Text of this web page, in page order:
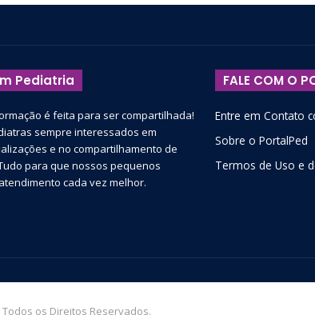
Pediatria
é feita para ser compartilhada!
sempre interessados em
e no compartilhamento de
para que nossos pequenos
cada vez melhor.
FALE COM O
Entre em Contato
Sobre o PortalPed
Termos de Uso e
os Direitos Reservados.